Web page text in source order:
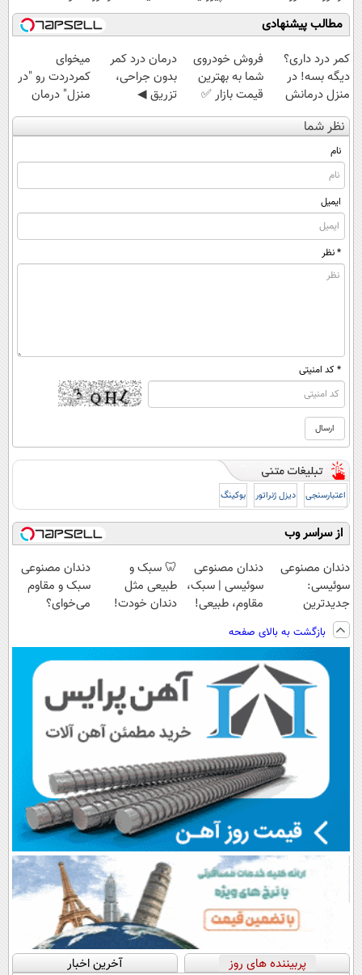
خواهد شد
بفروش
مطالب پیشنهادی
کمر درد داری؟
دیگه بسه! در
منزل درمانش
کن
(◀پرسش‌نامه)
فروش خودروی
شما به بهترین
قیمت بازار ✅
درمان درد کمر
بدون جراحی،
تزریق ◀
پرسش‌نامه رو پر
کن ▶
میخوای
کمردردت رو "در
منزل" درمان
کنی؟ (◂فیلم +
◂پرسش‌نامه)
نظر شما
نام
ایمیل
* نظر
* کد امنیتی
اعتبارسنجی دیزل ژنراتور بوکینگ
از سراسر وب
دندان مصنوعی
سوئیسی:
جدیدترین
فناوری اروپا،
سبک و مقاوم |
پرداخت قسطی
دندان مصنوعی
سوئیسی | سبک،
مقاوم، طبیعی!
رایگان+پرداخت
اقساطی😍
🦷 سبک و
طبیعی مثل
دندان خودت!
💳 📍 تهران
دندان مصنوعی
سبک و مقاوم
می‌خوای؟
📍تهران
بازگشت به بالای صفحه
پربیننده های روز آخرین اخبار